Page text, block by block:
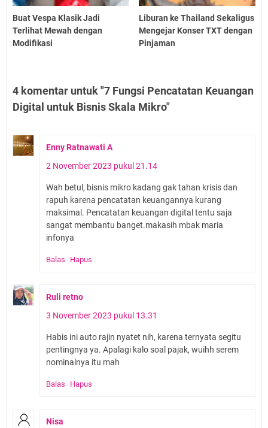
Buat Vespa Klasik Jadi
Terlihat Mewah dengan
Modifikasi
Liburan ke Thailand Sekaligus
Mengejar Konser TXT dengan
Pinjaman
4 komentar untuk "7 Fungsi Pencatatan Keuangan
Digital untuk Bisnis Skala Mikro"
Enny Ratnawati A
2 November 2023 pukul 21.14
Wah betul, bisnis mikro kadang gak tahan krisis dan
rapuh karena pencatatan keuangannya kurang
maksimal. Pencatatan keuangan digital tentu saja
sangat membantu banget.makasih mbak maria
infonya
Balas Hapus
Ruli retno
3 November 2023 pukul 13.31
Habis ini auto rajin nyatet nih, karena ternyata segitu
pentingnya ya. Apalagi kalo soal pajak, wuihh serem
nominalnya itu mah
Balas Hapus
Nisa